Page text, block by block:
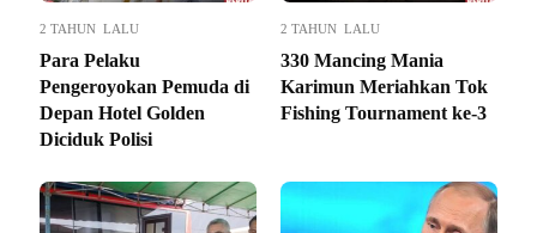
2 TAHUN LALU
Para Pelaku
Pengeroyokan Pemuda di
Depan Hotel Golden
Diciduk Polisi
2 TAHUN LALU
330 Mancing Mania
Karimun Meriahkan Tok
Fishing Tournament ke-3